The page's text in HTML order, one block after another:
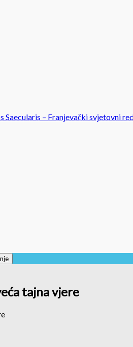
Saecularis – Franjevački svjetovni
tajna vjere